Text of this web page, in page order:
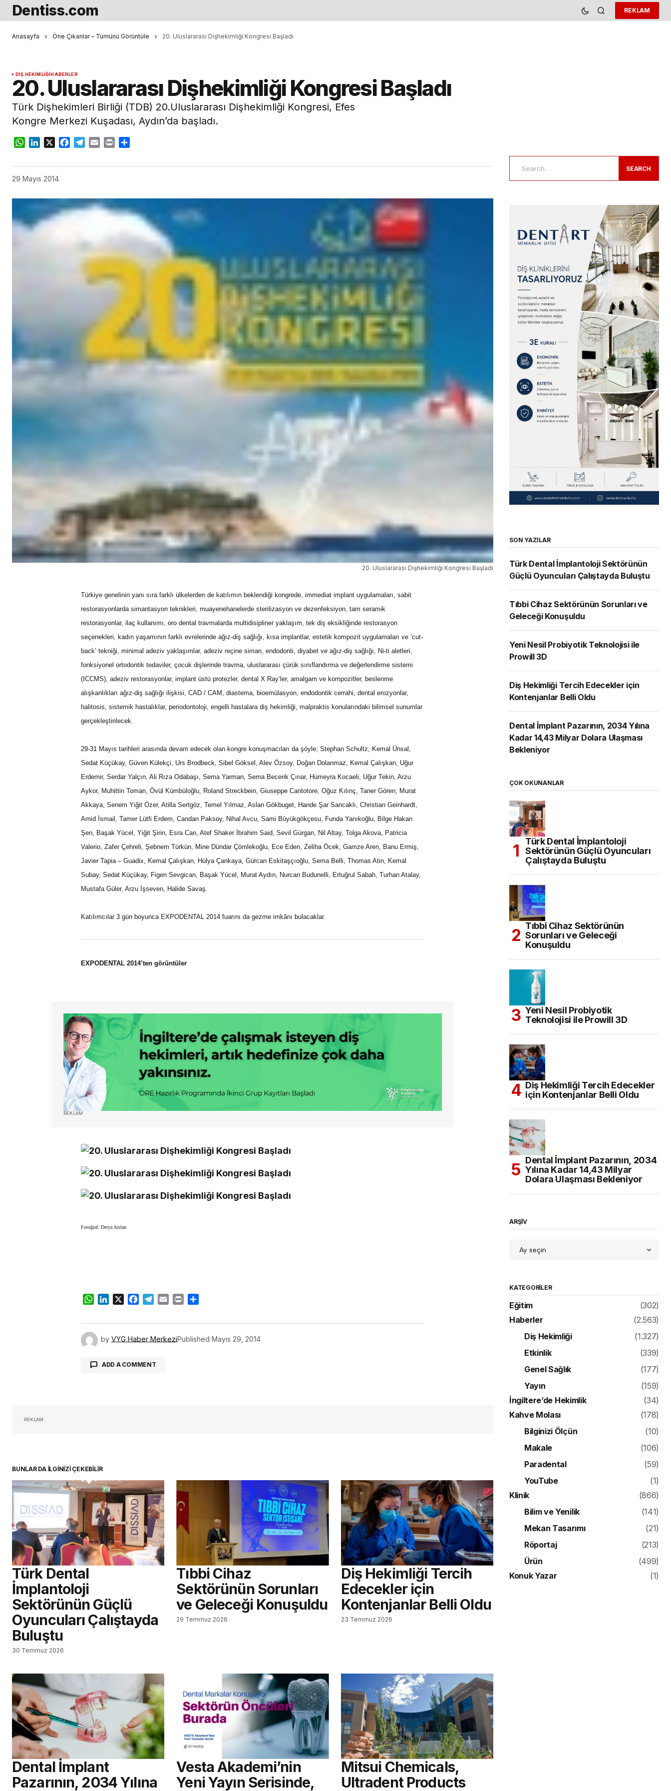
Dentiss.com REKLAM
Anasayfa Öne Çıkanlar – Tümünü Görüntüle 20. Uluslararası Dişhekimliği Kongresi Başladı
DIŞ HEKIMLIĞIHABERLER
20. Uluslararası Dişhekimliği Kongresi Başladı
Türk Dişhekimleri Birliği (TDB) 20.Uluslararası Dişhekimliği Kongresi, Efes
Kongre Merkezi Kuşadası, Aydın’da başladı.
WhatsApp
LinkedIn
X Facebook
Telegram
Email Print
29 Mayıs 2014
20. Uluslararası Dişhekimliği Kongresi Başladı
Türkiye genelinin yanı sıra farklı ülkelerden de katılımın beklendiği kongrede immediat implant uygulamaları, sabit
restorasyonlarda simantasyon teknikleri, muayenehanelerde sterilizasyon ve dezenfeksiyon, tam seramik
restorasyonlar, ilaç kullanımı, oro dental travmalarda multidisipliner yaklaşım, tek diş eksikliğinde restorasyon
seçenekleri, kadın yaşamının farklı evrelerinde ağız-diş sağlığı, kısa implantlar, estetik kompozit uygulamaları ve ‘cut-
back’ tekniği, minimal adeziv yaklaşımlar, adeziv reçine siman, endodonti, diyabet ve ağız-diş sağlığı, Ni-ti aletleri,
fonksiyonel ortodontik tedaviler, çocuk dişlerinde travma, uluslararası çürük sınıflandırma ve değerlendirme sistemi
(ICCMS), adeziv restorasyonlar, implant üstü protezler, dental X Ray’ler, amalgam ve kompozitler, beslenme
alışkanlıkları ağız-diş sağlığı ilişkisi, CAD / CAM, diastema, bioemülasyon, endodontik cerrahi, dental erozyonlar,
halitosis, sistemik hastalıklar, periodontoloji, engelli hastalara diş hekimliği, malpraktis konularındaki bilimsel sunumlar
gerçekleştirilecek.
29-31 Mayıs tarihleri arasında devam edecek olan kongre konuşmacıları da şöyle; Stephan Schultz, Kemal Ünsal,
Sedat Küçükay, Güven Külekçi, Urs Brodbeck, Sibel Göksel, Alev Özsoy, Doğan Dolanmaz, Kemal Çalışkan, Uğur
Erdemir, Serdar Yalçın, Ali Rıza Odabaşı, Sema Yarman, Sema Becerik Çınar, Hümeyra Kocaeli, Uğur Tekin, Arzu
Aykor, Muhittin Toman, Övül Kümbüloğlu, Roland Streckbein, Giuseppe Cantotore, Oğuz Kılınç, Taner Gören, Murat
Akkaya, Senem Yiğit Özer, Atilla Sertgöz, Temel Yılmaz, Aslan Gökbuget, Hande Şar Sancaklı, Christian Geinhardt,
Amid İsmail, Tamer Lütfi Erdem, Candan Paksoy, Nihal Avcu, Sami Büyükgökçesu, Funda Yanıkoğlu, Bilge Hakan
Şen, Başak Yücel, Yiğit Şirin, Esra Can, Atef Shaker İbrahim Said, Sevil Gürgan, Nil Altay, Tolga Akova, Patricia
Valerio, Zafer Çehreli, Şebnem Türkün, Mine Dündar Çömlekoğlu, Ece Eden, Zeliha Öcek, Gamze Aren, Banu Ermiş,
Javier Tapia – Guadix, Kemal Çalışkan, Hülya Çankaya, Gürcan Eskitaşçıoğlu, Sema Belli, Thomas Atin, Kemal
Subay, Sedat Küçükay, Figen Sevgican, Başak Yücel, Murat Aydın, Nurcan Budunelli, Ertuğrul Sabah, Turhan Atalay,
Mustafa Güler, Arzu İşseven, Halide Savaş.
Katılımcılar 3 gün boyunca EXPODENTAL 2014 fuarını da gezme imkânı bulacaklar.
EXPODENTAL 2014’ten görüntüler
REKLAM
Fotoğraf: Derya Arslan
WhatsApp
LinkedIn
X Facebook
Telegram
Email Print
by VYG Haber MerkeziPublished Mayıs 29, 2014
ADD A COMMENT
REKLAM
BUNLAR DA İLGİNİZİ ÇEKEBİLİR
Türk Dental
İmplantoloji
Sektörünün Güçlü
Oyuncuları Çalıştayda
Buluştu
30 Temmuz 2026
Tıbbi Cihaz
Sektörünün Sorunları
ve Geleceği Konuşuldu
29 Temmuz 2026
Diş Hekimliği Tercih
Edecekler için
Kontenjanlar Belli Oldu
23 Temmuz 2026
Dental İmplant
Pazarının, 2034 Yılına
Vesta Akademi’nin
Yeni Yayın Serisinde,
Mitsui Chemicals,
Ultradent Products
SEARCH
SON YAZILAR
Türk Dental İmplantoloji Sektörünün
Güçlü Oyuncuları Çalıştayda Buluştu
Tıbbi Cihaz Sektörünün Sorunları ve
Geleceği Konuşuldu
Yeni Nesil Probiyotik Teknolojisi ile
Prowill 3D
Diş Hekimliği Tercih Edecekler için
Kontenjanlar Belli Oldu
Dental İmplant Pazarının, 2034 Yılına
Kadar 14,43 Milyar Dolara Ulaşması
Bekleniyor
ÇOK OKUNANLAR
Türk Dental İmplantoloji
Sektörünün Güçlü Oyuncuları
Çalıştayda Buluştu
Tıbbi Cihaz Sektörünün
Sorunları ve Geleceği
Konuşuldu
Yeni Nesil Probiyotik
Teknolojisi ile Prowill 3D
Diş Hekimliği Tercih Edecekler
için Kontenjanlar Belli Oldu
Dental İmplant Pazarının, 2034
Yılına Kadar 14,43 Milyar
Dolara Ulaşması Bekleniyor
ARŞİV
KATEGORILER
Eğitim
(302)
Haberler
(2.563)
Diş Hekimliği
(1.327)
Etkinlik
(339)
Genel Sağlık
(177)
Yayın
(159)
İngiltere’de Hekimlik
(34)
Kahve Molası
(178)
Bilginizi Ölçün
(10)
Makale
(106)
Paradental
(59)
YouTube
(1)
Klinik
(866)
Bilim ve Yenilik
(141)
Mekan Tasarımı
(21)
Röportaj
(213)
Ürün
(499)
Konuk Yazar
(1)